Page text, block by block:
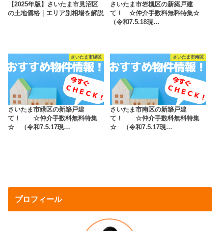
【2025年版】さいたま市見沼区
の土地価格｜エリア別相場を解説
さいたま市岩槻区の新築戸建
て！ ☆仲介手数料無料特集☆
（令和7.5.18現…
さいたま市緑区
さいたま市緑区の新築戸建
て！ ☆仲介手数料無料特集
☆ （令和7.5.17現…
さいたま市南区
さいたま市南区の新築戸建
て！ ☆仲介手数料無料特集
☆ （令和7.5.17現…
プロフィール